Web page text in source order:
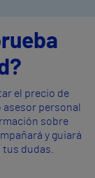
el precio de
personal
sobre
y guiará
tus dudas.